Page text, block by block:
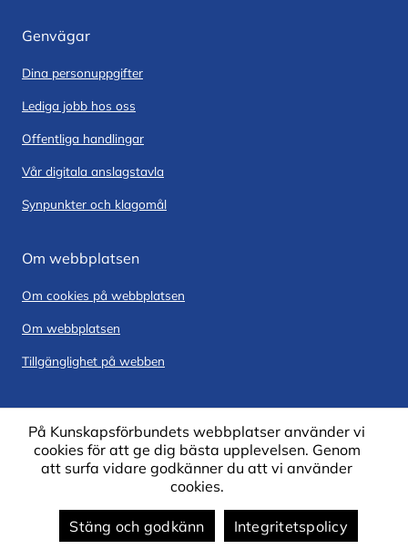
Genvägar
Dina personuppgifter
Lediga jobb hos oss
Offentliga handlingar
Vår digitala anslagstavla
Synpunkter och klagomål
Om webbplatsen
Om cookies på webbplatsen
Om webbplatsen
Tillgänglighet på webben
På Kunskapsförbundets webbplatser använder vi
cookies för att ge dig bästa upplevelsen. Genom
att surfa vidare godkänner du att vi använder
cookies.
Stäng och godkänn Integritetspolicy